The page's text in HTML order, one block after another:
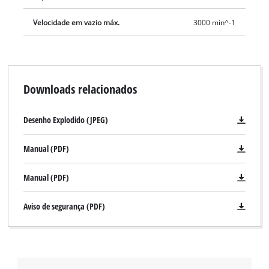
Velocidade em vazio máx. 3000 min^-1
Downloads relacionados
Desenho Explodido (JPEG)
Manual (PDF)
Manual (PDF)
Aviso de segurança (PDF)